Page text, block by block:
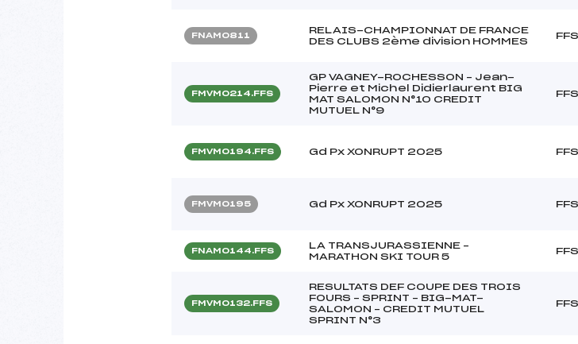
FNAM0811
RELAIS-CHAMPIONNAT DE FRANCE
DES CLUBS 2ème division HOMMES
FFS
FMVM0214.FFS
GP VAGNEY-ROCHESSON – Jean-
Pierre et Michel Didierlaurent BIG
MAT SALOMON N°10 CREDIT
MUTUEL N°9
FFS
FMVM0194.FFS Gd Px XONRUPT 2025 FFS
FMVM0195 Gd Px XONRUPT 2025 FFS
FNAM0144.FFS
LA TRANSJURASSIENNE –
MARATHON SKI TOUR 5
FFS
FMVM0132.FFS
RESULTATS DEF COUPE DES TROIS
FOURS – SPRINT – BIG-MAT-
SALOMON – CREDIT MUTUEL
SPRINT N°3
FFS